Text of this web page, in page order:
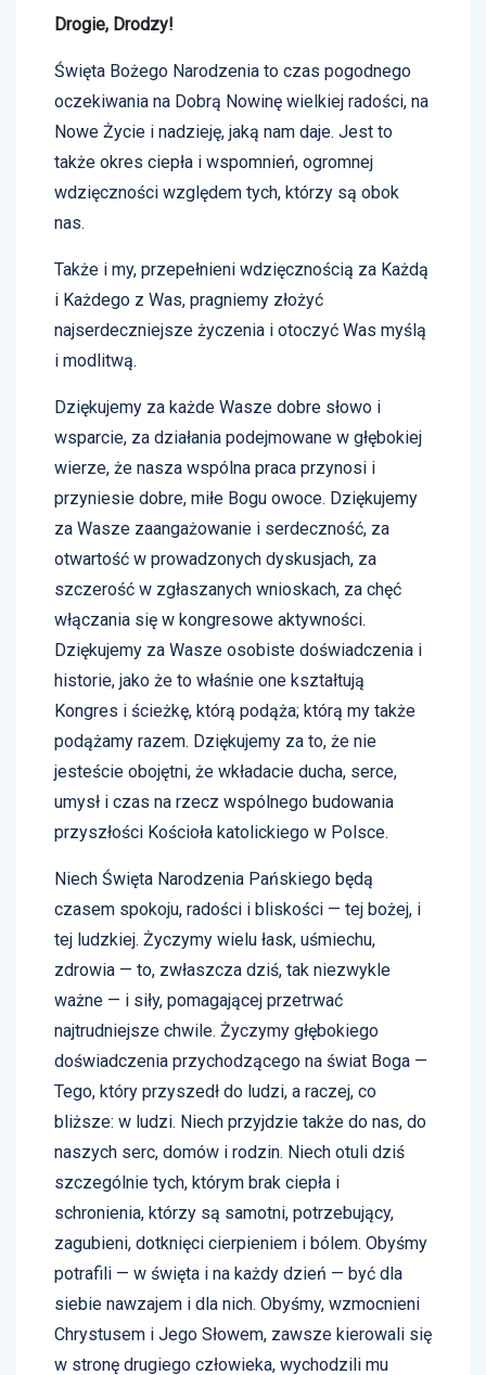
Drogie, Drodzy!
Święta Bożego Narodzenia to czas pogodnego
oczekiwania na Dobrą Nowinę wielkiej radości, na
Nowe Życie i nadzieję, jaką nam daje. Jest to
także okres ciepła i wspomnień, ogromnej
wdzięczności względem tych, którzy są obok
nas.
Także i my, przepełnieni wdzięcznością za Każdą
i Każdego z Was, pragniemy złożyć
najserdeczniejsze życzenia i otoczyć Was myślą
i modlitwą.
Dziękujemy za każde Wasze dobre słowo i
wsparcie, za działania podejmowane w głębokiej
wierze, że nasza wspólna praca przynosi i
przyniesie dobre, miłe Bogu owoce. Dziękujemy
za Wasze zaangażowanie i serdeczność, za
otwartość w prowadzonych dyskusjach, za
szczerość w zgłaszanych wnioskach, za chęć
włączania się w kongresowe aktywności.
Dziękujemy za Wasze osobiste doświadczenia i
historie, jako że to właśnie one kształtują
Kongres i ścieżkę, którą podąża; którą my także
podążamy razem. Dziękujemy za to, że nie
jesteście obojętni, że wkładacie ducha, serce,
umysł i czas na rzecz wspólnego budowania
przyszłości Kościoła katolickiego w Polsce.
Niech Święta Narodzenia Pańskiego będą
czasem spokoju, radości i bliskości — tej bożej, i
tej ludzkiej. Życzymy wielu łask, uśmiechu,
zdrowia — to, zwłaszcza dziś, tak niezwykle
ważne — i siły, pomagającej przetrwać
najtrudniejsze chwile. Życzymy głębokiego
doświadczenia przychodzącego na świat Boga —
Tego, który przyszedł do ludzi, a raczej, co
bliższe: w ludzi. Niech przyjdzie także do nas, do
naszych serc, domów i rodzin. Niech otuli dziś
szczególnie tych, którym brak ciepła i
schronienia, którzy są samotni, potrzebujący,
zagubieni, dotknięci cierpieniem i bólem. Obyśmy
potrafili — w święta i na każdy dzień — być dla
siebie nawzajem i dla nich. Obyśmy, wzmocnieni
Chrystusem i Jego Słowem, zawsze kierowali się
w stronę drugiego człowieka, wychodzili mu